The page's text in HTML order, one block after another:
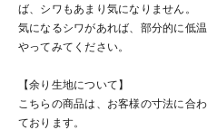
ば、シワもあまり気になりません。
気になるシワがあれば、部分的に低
やってみてください。
【余り生地について】
こちらの商品は、お客様の寸法に合
ております。